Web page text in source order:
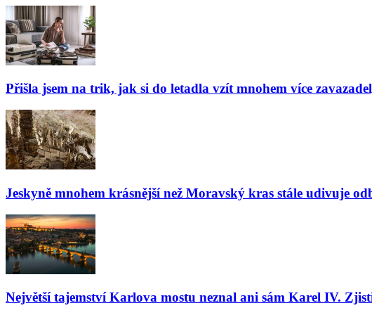
Přišla jsem na trik, jak si do letadla vzít mnohem více
Jeskyně mnohem krásnější než Moravský kras stále udivuje
Největší tajemství Karlova mostu neznal ani sám Karel IV.